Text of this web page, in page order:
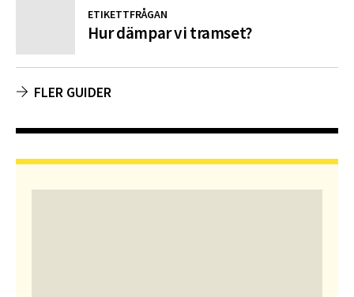
ETIKETTFRÅGAN
Hur dämpar vi tramset?
FLER GUIDER